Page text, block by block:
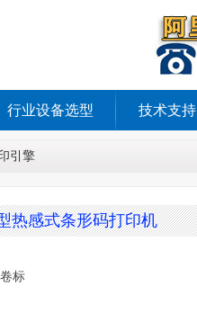
行业设备选型 技术支持
引擎
热感式条形码打印机
标